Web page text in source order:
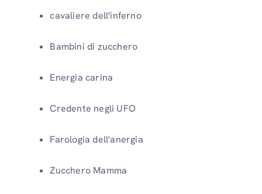
cavaliere dell'inferno
Bambini di zucchero
Energia carina
Credente negli UFO
Farologia dell'anergia
Zucchero Mamma